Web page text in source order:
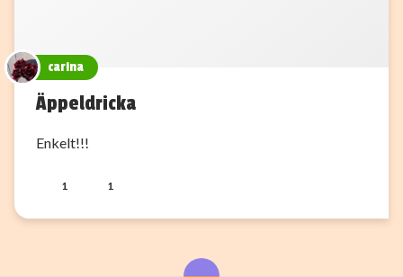
carina
Äppeldricka
Enkelt!!!
1 1